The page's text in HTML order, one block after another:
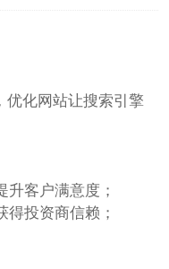
优化网站让搜索引擎
客户满意度；
投资商信赖；